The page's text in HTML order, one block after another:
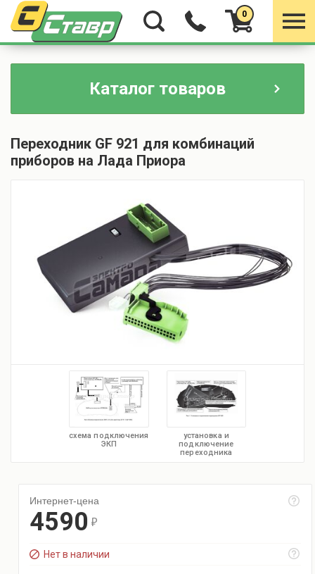
0
Каталог товаров
Переходник GF 921 для комбинаций
приборов на Лада Приора
схема подключения
ЭКП
установка и
подключение
переходника
Интернет-цена
4590 r
Нет в наличии